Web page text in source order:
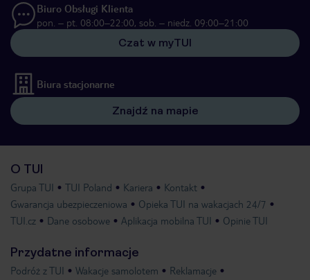
Biuro Obsługi Klienta
pon. – pt. 08:00–22:00, sob. – niedz. 09:00–21:00
Czat w myTUI
Biura stacjonarne
Znajdź na mapie
O TUI
Grupa TUI TUI Poland Kariera
Kontakt
Gwarancja ubezpieczeniowa
Opieka TUI na wakacjach 24/7
TUI.cz
Dane osobowe Aplikacja mobilna TUI Opinie TUI
Przydatne informacje
Podróż z TUI Wakacje samolotem
Reklamacje